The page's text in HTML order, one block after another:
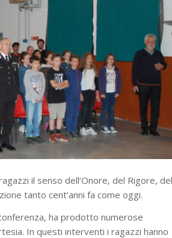
il senso dell’Onore, del Rigore, del
tanto cent’anni fa come oggi.
ha prodotto numerose
In questi interventi i ragazzi hanno